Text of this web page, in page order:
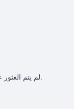
لم يتم العثور على مقالات مطابقة للبحث الذي تم تحديده.